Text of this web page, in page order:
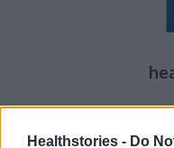
Healthstories - Do